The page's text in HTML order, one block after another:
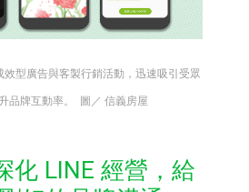
效型廣告與客製行銷活動，迅速吸引受眾
品牌互動率。 圖／ 信義房屋
化 LINE 經營，給